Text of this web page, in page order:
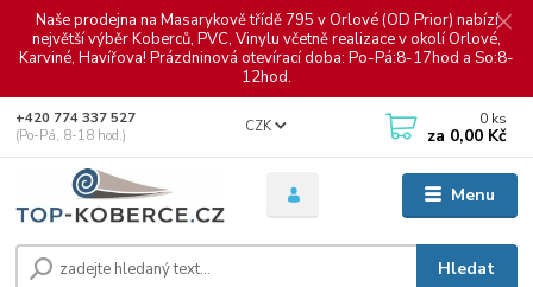
Naše prodejna na Masarykově třídě 795 v Orlové (OD Prior) nabízí
největší výběr Koberců, PVC, Vinylu včetně realizace v okolí Orlové,
Karviné, Havířova! Prázdninová otevírací doba: Po-Pá:8-17hod a So:8-
12hod.
Menu
CZK
Hledat
+420 774 337 527
(Po-Pá, 8-18 hod.)
0 ks
za 0,00 Kč